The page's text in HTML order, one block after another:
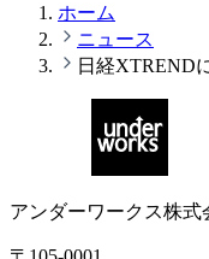
ホーム
ニュース
日経XTREND
アンダーワークス株式